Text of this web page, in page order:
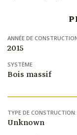
ANNÉE DE
2015
SYSTÈME
Bois massif
TYPE DE CONSTRUCTION:
Unknown